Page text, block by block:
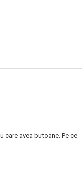
avea butoane. Pe ce